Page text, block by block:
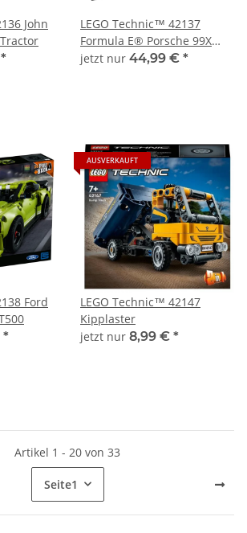
John
*
LEGO Technic™ 42137
Formula E® Porsche 99X
Electric
jetzt nur 44,99 € *
Ford
*
AUSVERKAUFT
LEGO Technic™ 42147
Kipplaster
jetzt nur 8,99 € *
Artikel 1 - 20 von 33
Seite1